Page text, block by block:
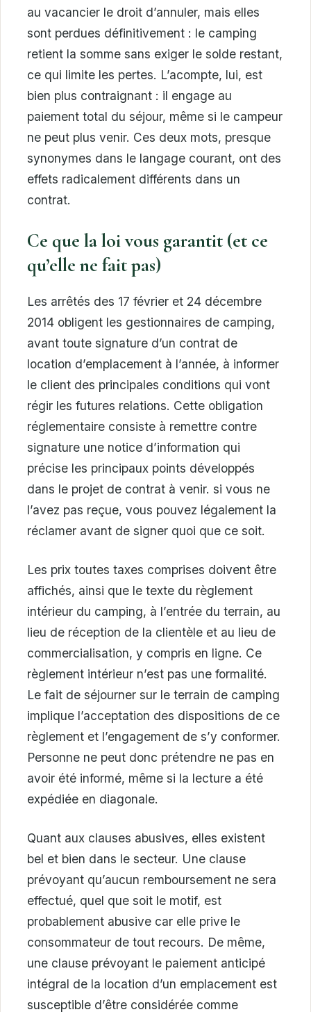
au vacancier le droit d’annuler, mais elles
sont perdues définitivement : le camping
retient la somme sans exiger le solde restant,
ce qui limite les pertes. L’acompte, lui, est
bien plus contraignant : il engage au
paiement total du séjour, même si le campeur
ne peut plus venir. Ces deux mots, presque
synonymes dans le langage courant, ont des
effets radicalement différents dans un
contrat.
Ce que la loi vous garantit (et ce
qu’elle ne fait pas)
Les arrêtés des 17 février et 24 décembre
2014 obligent les gestionnaires de camping,
avant toute signature d’un contrat de
location d’emplacement à l’année, à informer
le client des principales conditions qui vont
régir les futures relations. Cette obligation
réglementaire consiste à remettre contre
signature une notice d’information qui
précise les principaux points développés
dans le projet de contrat à venir. si vous ne
l’avez pas reçue, vous pouvez légalement la
réclamer avant de signer quoi que ce soit.
Les prix toutes taxes comprises doivent être
affichés, ainsi que le texte du règlement
intérieur du camping, à l’entrée du terrain, au
lieu de réception de la clientèle et au lieu de
commercialisation, y compris en ligne. Ce
règlement intérieur n’est pas une formalité.
Le fait de séjourner sur le terrain de camping
implique l’acceptation des dispositions de ce
règlement et l’engagement de s’y conformer.
Personne ne peut donc prétendre ne pas en
avoir été informé, même si la lecture a été
expédiée en diagonale.
Quant aux clauses abusives, elles existent
bel et bien dans le secteur. Une clause
prévoyant qu’aucun remboursement ne sera
effectué, quel que soit le motif, est
probablement abusive car elle prive le
consommateur de tout recours. De même,
une clause prévoyant le paiement anticipé
intégral de la location d’un emplacement est
susceptible d’être considérée comme